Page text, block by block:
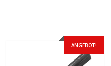
ANGEBOT!